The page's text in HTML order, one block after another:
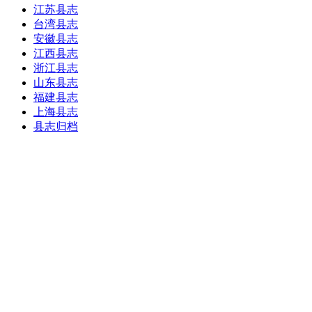
江苏县志
台湾县志
安徽县志
江西县志
浙江县志
山东县志
福建县志
上海县志
县志归档